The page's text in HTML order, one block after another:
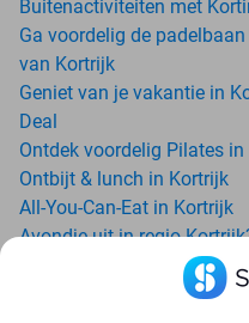
Buitenactiviteiten met
Ga voordelig de
van Kortrijk
Geniet van je vakantie in
Deal
Ontdek voordelig Pilates in
Ontbijt & lunch in Kortrijk
All-You-Can-Eat in Kortrijk
Avondje uit in regio
onvergetelijke avond
Date ideeën voor Kortrijk